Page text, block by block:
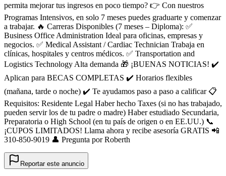
permita mejorar tus ingresos en poco tiempo? 👉 Con nuestros
Programas Intensivos, en solo 7 meses puedes graduarte y comenzar
a trabajar. 🔥 Carreras Disponibles (7 meses – Diploma): ✅
Business Office Administration Ideal para oficinas, empresas y
negocios. ✅ Medical Assistant / Cardiac Technician Trabaja en
clínicas, hospitales y centros médicos. ✅ Transportation and
Logistics Technology Alta demanda 🎁 ¡BUENAS NOTICIAS! ✔️
Aplican para BECAS COMPLETAS ✔️ Horarios flexibles
(mañana, tarde o noche) ✔️ Te ayudamos paso a paso a calificar 📋
Requisitos: Residente Legal Haber hecho Taxes (si no has trabajado,
pueden servir los de tu padre o madre) Haber estudiado Secundaria,
Preparatoria o High School (en tu país de origen o en EE.UU.) 📞
¡CUPOS LIMITADOS! Llama ahora y recibe asesoría GRATIS 📲
310-850-9019 👤 Pregunta por Roberth
Reportar este anuncio